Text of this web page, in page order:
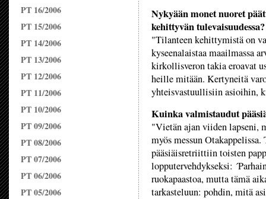
PT 16/2006
PT 15/2006
PT 14/2006
PT 13/2006
PT 12/2006
PT 11/2006
PT 10/2006
PT 09/2006
PT 08/2006
PT 07/2006
PT 06/2006
PT 05/2006
Nykyään monet nuoret
kehittyvän tulevaisuudessa?
"Tilanteen kehittymistä on
kyseenalaistaa maailmassa
kirkollisveron takia eroavat
heille mitään. Kertyneitä
yhteisvastuullisiin asioihin,
Kuinka valmistaudut
"Vietän ajan viiden lapseni,
myös messun Otakappelissa.
pääsiäisretriittiin toisten
lopputervehdykseksi:
ruokapaastoa, mutta tämä
tarkasteluun: pohdin, mitä